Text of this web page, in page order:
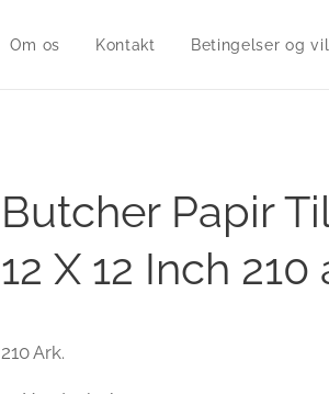
Om os Kontakt Betingelser og
Butcher Papir
12 X 12 Inch 210
210 Ark.